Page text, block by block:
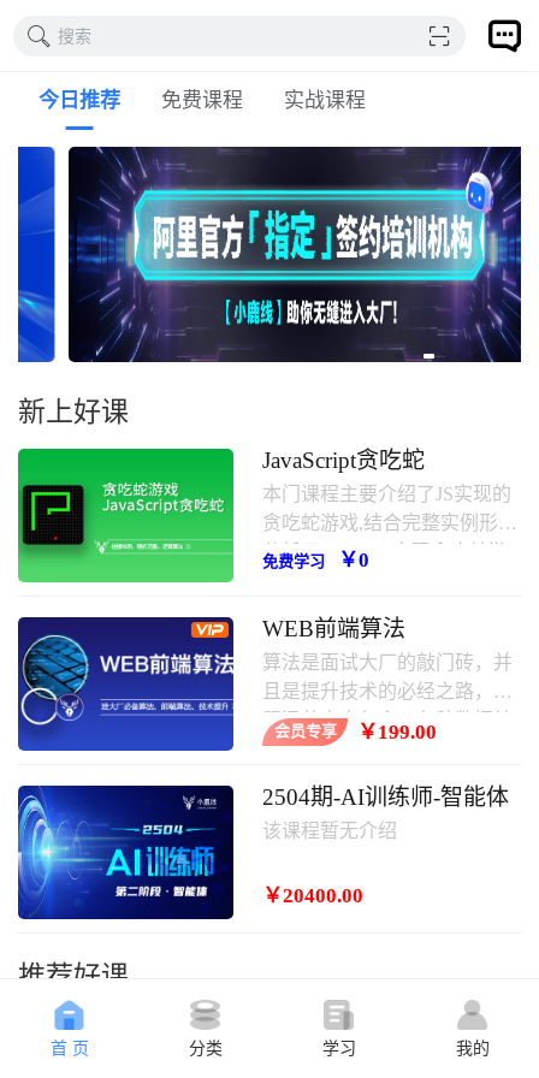
搜索
今日推荐 免费课程 实战课程
新上好课
JavaScript贪吃蛇
本门课程主要介绍了JS实现的
贪吃蛇游戏,结合完整实例形式
分析了javascript实现贪吃蛇游
下。
免费学习 ￥0
WEB前端算法
算法是面试大厂的敲门砖，并
且是提升技术的必经之路，课
程涵盖内容包含：各种数据结
构，常用算法，其中涵盖大厂
会员专享 ￥199.00
2504期-AI训练师-智能体
该课程暂无介绍
￥20400.00
推荐好课
首 页 分类 学习 我的